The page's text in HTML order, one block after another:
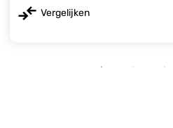
Vergelijken